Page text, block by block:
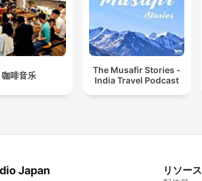
咖啡音乐
The Musafir Stories -
India Travel Podcast
Japan リソース